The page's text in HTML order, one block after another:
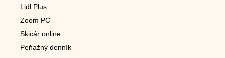
Lidl Plus
Zoom PC
Skicár online
Peňažný denník